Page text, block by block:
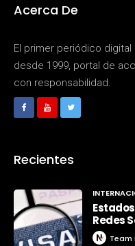
Acerca De
El primer periódico
desde 1999, portal de
con responsabilidad.
Recientes
Redes
Team